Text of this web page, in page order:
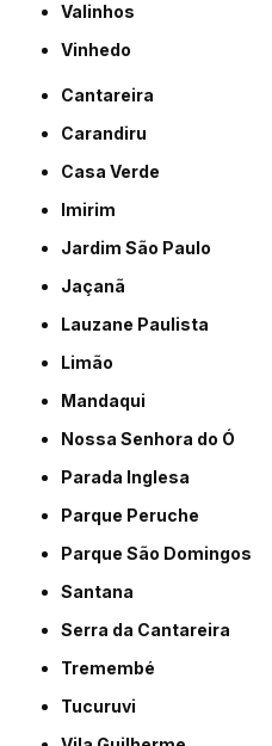
Valinhos
Vinhedo
Cantareira
Carandiru
Casa Verde
Imirim
Jardim São Paulo
Jaçanã
Lauzane Paulista
Limão
Mandaqui
Nossa Senhora do Ó
Parada Inglesa
Parque Peruche
Parque São Domingos
Santana
Serra da Cantareira
Tremembé
Tucuruvi